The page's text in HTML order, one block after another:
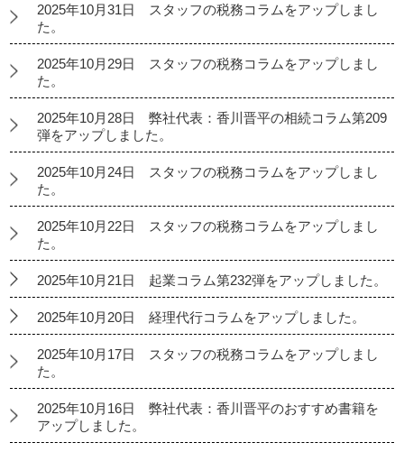
2025年10月31日 スタッフの税務コラムをアップしまし
た。
2025年10月29日 スタッフの税務コラムをアップしまし
た。
2025年10月28日 弊社代表：香川晋平の相続コラム第209
弾をアップしました。
2025年10月24日 スタッフの税務コラムをアップしまし
た。
2025年10月22日 スタッフの税務コラムをアップしまし
た。
2025年10月21日 起業コラム第232弾をアップしました。
2025年10月20日 経理代行コラムをアップしました。
2025年10月17日 スタッフの税務コラムをアップしまし
た。
2025年10月16日 弊社代表：香川晋平のおすすめ書籍を
アップしました。